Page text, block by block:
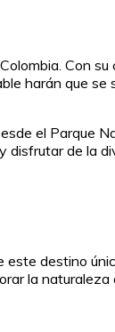
Con
harán que
el Parque
de la
destino
la